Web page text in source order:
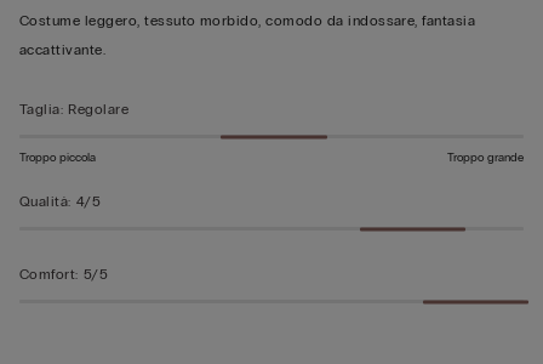
su
5
Costume leggero, tessuto morbido, comodo da indossare, fantasia
accattivante.
Taglia: Regolare
Troppo piccola Troppo grande
Qualità: 4/5
Comfort: 5/5